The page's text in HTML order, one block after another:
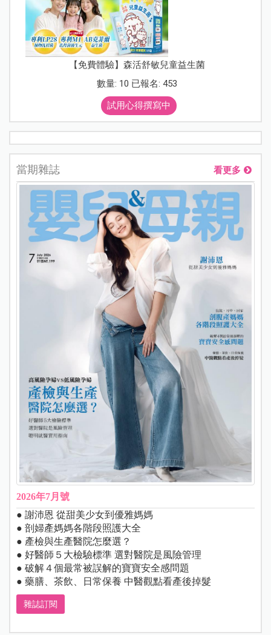
【免費體驗】森活舒敏兒童益生菌
數量: 10 已報名: 453
試用心得撰寫中
當期雜誌 看更多
2026年7月號
● 謝沛恩 從甜美少女到優雅媽媽
● 剖婦產媽媽各階段照護大全
● 產檢與生產醫院怎麼選？
● 好醫師５大檢驗標準 選對醫院是風險管理
● 破解４個最常被誤解的寶寶安全感問題
● 藥膳、茶飲、日常保養 中醫觀點看產後掉髮
雜誌訂閱